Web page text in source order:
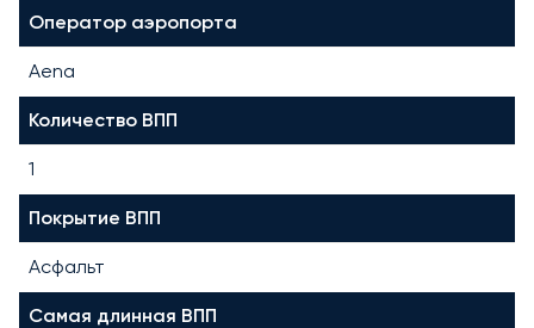
Оператор аэропорта
Aena
Количество ВПП
1
Покрытие ВПП
Асфальт
Самая длинная ВПП